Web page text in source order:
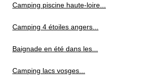
Camping piscine haute-loire...
Camping 4 étoiles angers...
Baignade en été dans les...
Camping lacs vosges...